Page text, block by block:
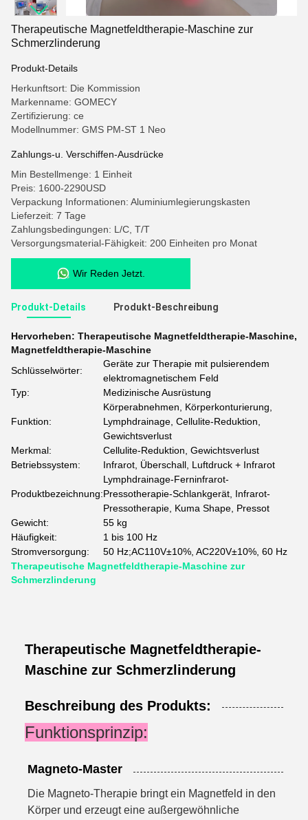
Therapeutische Magnetfeldtherapie-Maschine zur
Schmerzlinderung
Produkt-Details
Herkunftsort: Die Kommission
Markenname: GOMECY
Zertifizierung: ce
Modellnummer: GMS PM-ST 1 Neo
Zahlungs-u. Verschiffen-Ausdrücke
Min Bestellmenge: 1 Einheit
Preis: 1600-2290USD
Verpackung Informationen: Aluminiumlegierungskasten
Lieferzeit: 7 Tage
Zahlungsbedingungen: L/C, T/T
Versorgungsmaterial-Fähigkeit: 200 Einheiten pro Monat
Wir Reden Jetzt.
Produkt-Details Produkt-Beschreibung
Hervorheben: Therapeutische Magnetfeldtherapie-Maschine,
Magnetfeldtherapie-Maschine
Schlüsselwörter:
Geräte zur Therapie mit pulsierendem
elektromagnetischem Feld
Typ:
Medizinische Ausrüstung
Funktion:
Körperabnehmen, Körperkonturierung,
Lymphdrainage, Cellulite-Reduktion,
Gewichtsverlust
Merkmal:
Cellulite-Reduktion, Gewichtsverlust
Betriebssystem:
Infrarot, Überschall, Luftdruck + Infrarot
Produktbezeichnung:
Lymphdrainage-Ferninfrarot-
Pressotherapie-Schlankgerät, Infrarot-
Pressotherapie, Kuma Shape, Pressot
Gewicht:
55 kg
Häufigkeit:
1 bis 100 Hz
Stromversorgung:
50 Hz;AC110V±10%, AC220V±10%, 60 Hz
Therapeutische Magnetfeldtherapie-Maschine zur
Schmerzlinderung
Therapeutische Magnetfeldtherapie-
Maschine zur Schmerzlinderung
Beschreibung des Produkts:
Funktionsprinzip:
Magneto-Master
Die Magneto-Therapie bringt ein Magnetfeld in den
Körper und erzeugt eine außergewöhnliche